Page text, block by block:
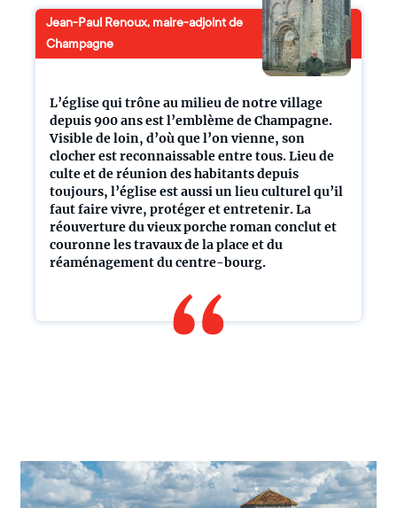
L’église qui trône au milieu de notre village
depuis 900 ans est l’emblème de Champagne.
Visible de loin, d’où que l’on vienne, son
clocher est reconnaissable entre tous. Lieu de
culte et de réunion des habitants depuis
toujours, l’église est aussi un lieu culturel qu’il
faut faire vivre, protéger et entretenir. La
réouverture du vieux porche roman conclut et
couronne les travaux de la place et du
réaménagement du centre-bourg.
Jean-Paul Renoux, maire-adjoint de
Champagne